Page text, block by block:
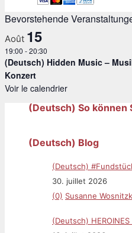
Bevorstehende
Août 15
19:00 -20:30
(Deutsch) Hidden Music –
Konzert
Voir le calendrier
(Deutsch) So können
(Deutsch) Blog
(Deutsch)
30. juillet 2026
(0) Susanne
(Deutsch)